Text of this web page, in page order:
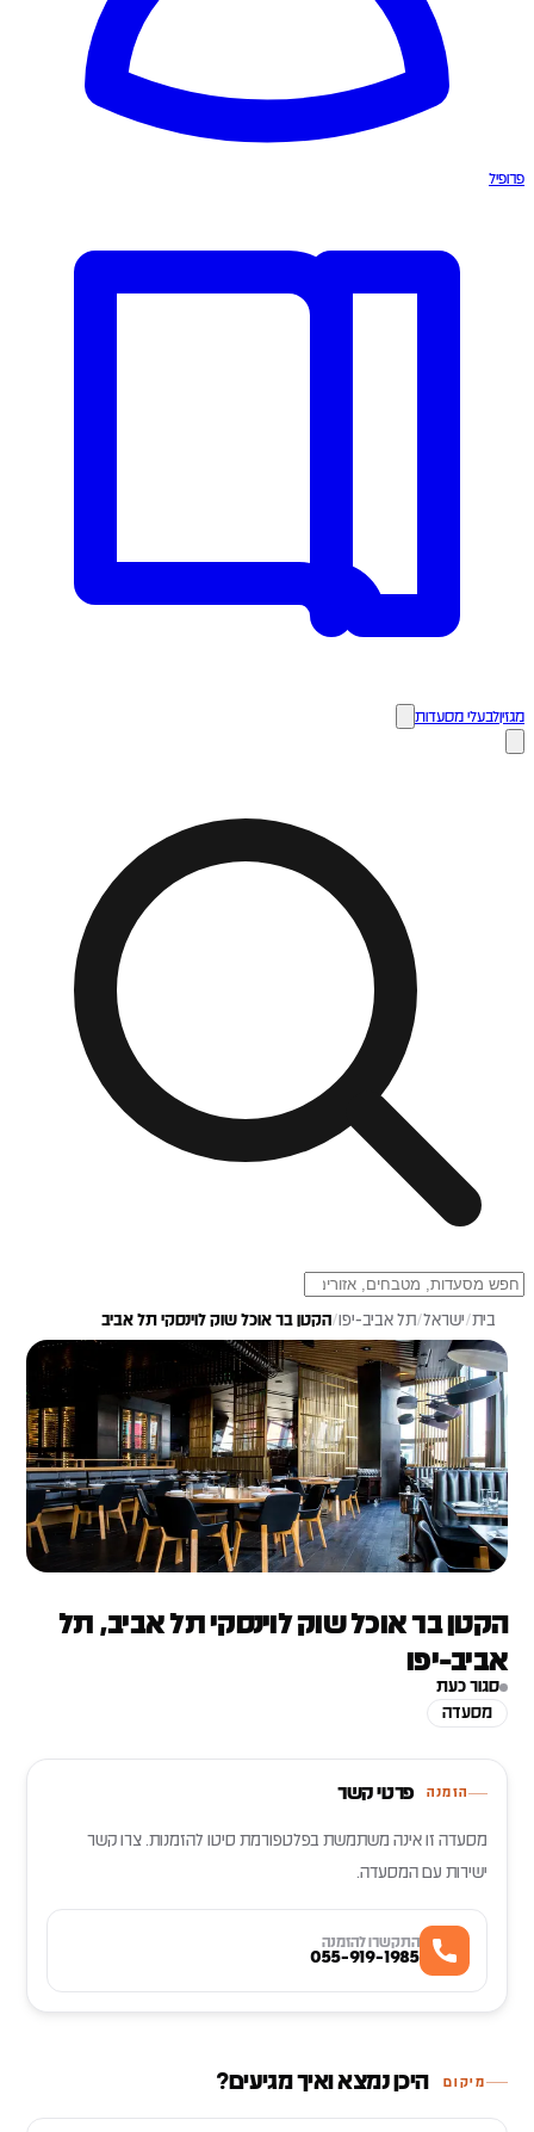
פרופיל
מגזיןלבעלי מסעדות
בית/ישראל/תל אביב-יפו / הקטן בר אוכל שוק לוינסקי תל אביב
הקטן בר אוכל שוק לוינסקי תל אביב, תל
אביב-יפו
סגור כעת
מסעדה
הזמנה פרטי קשר
מסעדה זו אינה משתמשת בפלטפורמת סיטו להזמנות. צרו קשר
ישירות עם המסעדה.
התקשרו להזמנה
055-919-1985
מיקום היכן נמצא ואיך מגיעים?